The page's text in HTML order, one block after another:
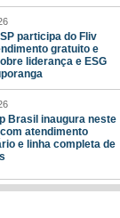
participa do Fliv
gratuito e
liderança e ESG
Brasil inaugura neste
atendimento
e linha completa de